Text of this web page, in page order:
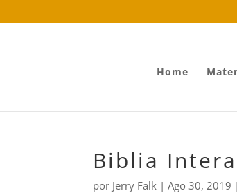
Home
Biblia
por Jerry Falk |Ago 30, 2019 |